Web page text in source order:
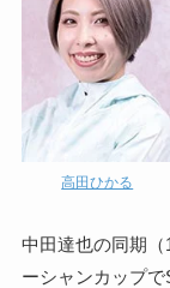
高田ひかる
中田達也の同期
ーシャンカップ